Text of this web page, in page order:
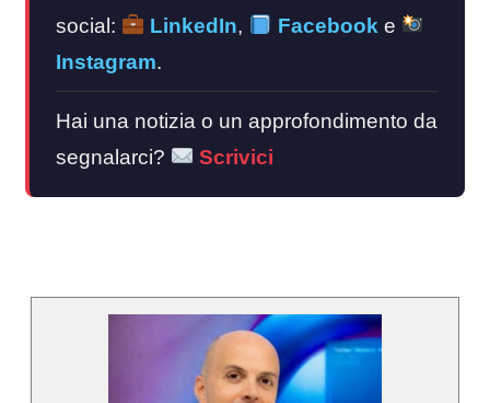
social:
LinkedIn, Facebook e
Instagram.
Hai una notizia o un approfondimento da
segnalarci?
Scrivici